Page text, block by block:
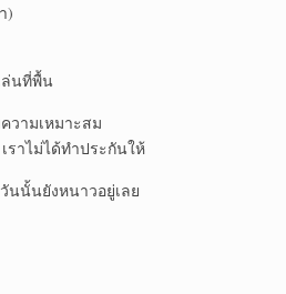
)
ล่นที่พื้น
วามเหมาะสม
ราไม่ได้ทำประกันให้
นนั้นยังหนาวอยู่เลย